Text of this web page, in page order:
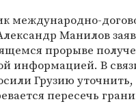
международно-
Манилов
прорыве
информацией. В
Грузию
пересечь